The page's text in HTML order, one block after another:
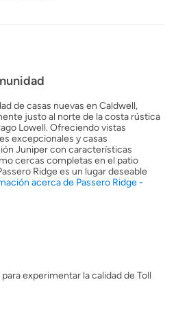
de casas nuevas en Caldwell,
justo al norte de la costa rústica
Lowell. Ofreciendo vistas
excepcionales y casas
Juniper con características
cercas completas en el patio
Ridge es un lugar deseable
acerca de Passero Ridge -
experimentar la calidad de Toll